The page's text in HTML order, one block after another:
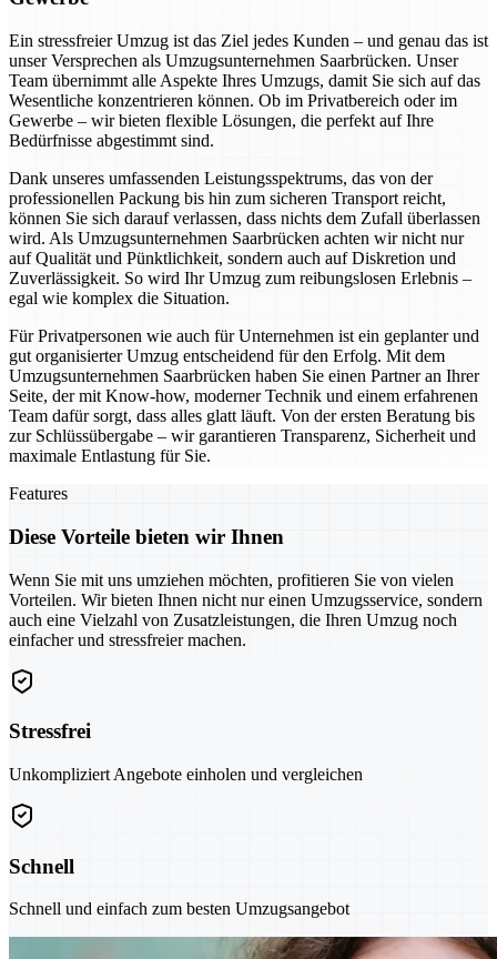
Ein stressfreier Umzug ist das Ziel jedes Kunden – und genau das ist
unser Versprechen als Umzugsunternehmen Saarbrücken. Unser
Team übernimmt alle Aspekte Ihres Umzugs, damit Sie sich auf das
Wesentliche konzentrieren können. Ob im Privatbereich oder im
Gewerbe – wir bieten flexible Lösungen, die perfekt auf Ihre
Bedürfnisse abgestimmt sind.
Dank unseres umfassenden Leistungsspektrums, das von der
professionellen Packung bis hin zum sicheren Transport reicht,
können Sie sich darauf verlassen, dass nichts dem Zufall überlassen
wird. Als Umzugsunternehmen Saarbrücken achten wir nicht nur
auf Qualität und Pünktlichkeit, sondern auch auf Diskretion und
Zuverlässigkeit. So wird Ihr Umzug zum reibungslosen Erlebnis –
egal wie komplex die Situation.
Für Privatpersonen wie auch für Unternehmen ist ein geplanter und
gut organisierter Umzug entscheidend für den Erfolg. Mit dem
Umzugsunternehmen Saarbrücken haben Sie einen Partner an Ihrer
Seite, der mit Know-how, moderner Technik und einem erfahrenen
Team dafür sorgt, dass alles glatt läuft. Von der ersten Beratung bis
zur Schlüssübergabe – wir garantieren Transparenz, Sicherheit und
maximale Entlastung für Sie.
Features
Diese Vorteile bieten wir Ihnen
Wenn Sie mit uns umziehen möchten, profitieren Sie von vielen
Vorteilen. Wir bieten Ihnen nicht nur einen Umzugsservice, sondern
auch eine Vielzahl von Zusatzleistungen, die Ihren Umzug noch
einfacher und stressfreier machen.
Stressfrei
Unkompliziert Angebote einholen und vergleichen
Schnell
Schnell und einfach zum besten Umzugsangebot